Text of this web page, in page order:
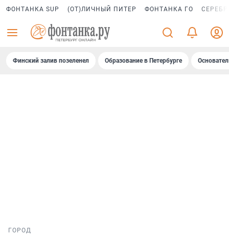
ФОНТАНКА SUP (ОТ)ЛИЧНЫЙ ПИТЕР ФОНТАНКА ГО
Финский залив позеленел Образование в Петербурге
ГОРОД